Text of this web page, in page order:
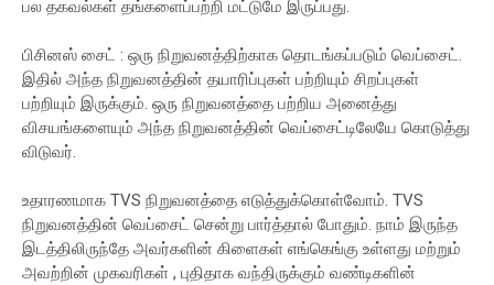
பல தகவல்கள் தங்களைப்பற்றி மட்டுமே இருப்பது.
பிசினஸ் சைட் : ஒரு நிறுவனத்திற்காக தொடங்கப்படும் வெப்சைட்.
இதில் அந்த நிறுவனத்தின் தயாரிப்புகள் பற்றியும் சிறப்புகள்
பற்றியும் இருக்கும். ஒரு நிறுவனத்தை பற்றிய அனைத்து
விசயங்களையும் அந்த நிறுவனத்தின் வெப்சைட்டிலேயே கொடுத்து
விடுவர்.
உதாரணமாக TVS நிறுவனத்தை எடுத்துக்கொள்வோம். TVS
நிறுவனத்தின் வெப்சைட் சென்று பார்த்தால் போதும். நாம் இருந்த
இடத்திலிருந்தே அவர்களின் கிளைகள் எங்கெங்கு உள்ளது மற்றும்
அவற்றின் முகவரிகள் , புதிதாக வந்திருக்கும் வண்டிகளின்